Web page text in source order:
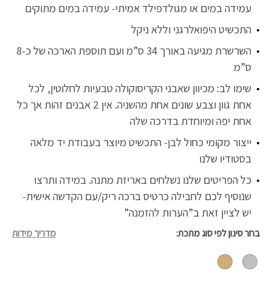
עמידה במים או מגולדפילד אמיתי- עמידה במים מתוקים
התכשיט היפואלרגני וללא ניקל
השרשרת מגיעה באורך 34 ס”מ ועם תוספת הארכה של כ-8
ס”מ
שימו לב: מכיוון שאבני הקריסוקולה טבעיות לחלוטין, לכל
אחת גוון וצבע שונים אחת מהשניה. אין 2 אבנים זהות אך כל
אחת יפה ומיוחדת בדרכה שלה
ייצור מקומי כחול לבן- התכשיט מיוצר בעבודת יד מלאה
בסטודיו שלנו
כל הפריטים שלנו נשלחים באריזת מתנה. במידה ותרצו
שנוסיף לכם לחבילה כרטיס ברכה ריק/עם הקדשה אישית-
יש לציין זאת ב”הערות להזמנה”
בחר סינון לפי סוג מתכת מדריך מידות